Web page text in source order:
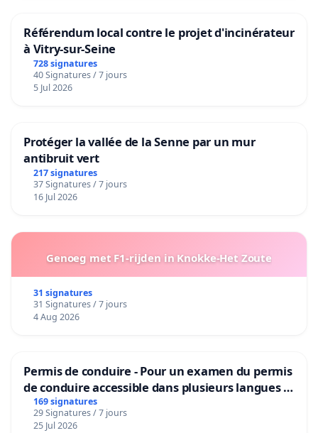
Référendum local contre le projet d'incinérateur
à Vitry-sur-Seine
728 signatures
40 Signatures / 7 jours
5 Jul 2026
Protéger la vallée de la Senne par un mur
antibruit vert
217 signatures
37 Signatures / 7 jours
16 Jul 2026
Genoeg met F1-rijden in Knokke-Het Zoute
31 signatures
31 Signatures / 7 jours
4 Aug 2026
Permis de conduire - Pour un examen du permis
de conduire accessible dans plusieurs langues à
Bruxelles
169 signatures
29 Signatures / 7 jours
25 Jul 2026